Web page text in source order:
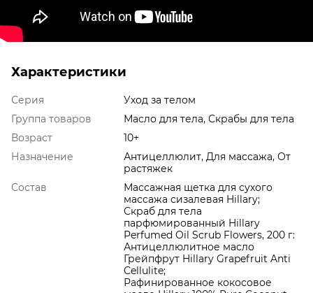
Характеристики
Серия
Уход за телом
Группа товаров
Масло для тела, Скрабы для тела
Возраст
10+
Назначение
Антицеллюлит, Для массажа, От
растяжек
Состав
Массажная щетка для сухого
массажа сизалевая Hillary;
Скраб для тела
парфюмированный Hillary
Perfumed Oil Scrub Flowers, 200 г:
Антицеллюлитное масло
Грейпфрут Hillary Grapefruit Anti
Cellulite;
Рафинированное кокосовое